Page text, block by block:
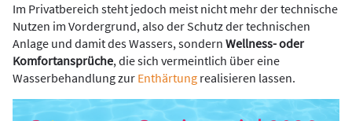
Im Privatbereich steht jedoch meist nicht mehr der technische
Nutzen im Vordergrund, also der Schutz der technischen
Anlage und damit des Wassers, sondern Wellness- oder
Komfortansprüche, die sich vermeintlich über eine
Wasserbehandlung zur Enthärtung realisieren lassen.